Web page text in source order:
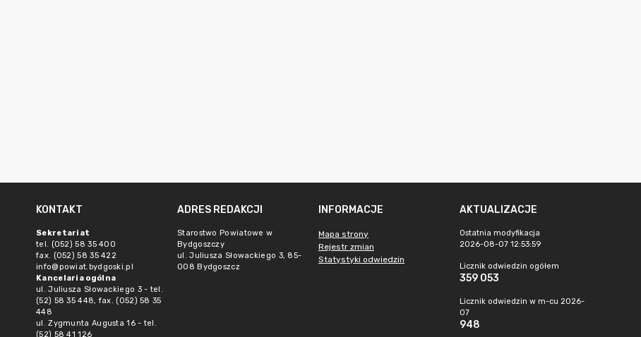
KONTAKT
Sekretariat
tel. (052) 58 35 400
fax. (052) 58 35 422
info@powiat.bydgoski.pl
Kancelaria ogólna
ul. Juliusza Słowackiego 3 - tel.
(52) 58 35 448, fax. (052) 58 35
448
ul. Zygmunta Augusta 16 - tel.
(52) 58 41 126
ADRES REDAKCJI
Starostwo Powiatowe w
Bydgoszczy
ul. Juliusza Słowackiego 3, 85-
008 Bydgoszcz
INFORMACJE
Mapa strony
Rejestr zmian
Statystyki odwiedzin
AKTUALIZACJE
Ostatnia modyfikacja
2026-08-07 12:53:59
Licznik odwiedzin ogółem
359 053
Licznik odwiedzin w m-cu 2026-
07
948